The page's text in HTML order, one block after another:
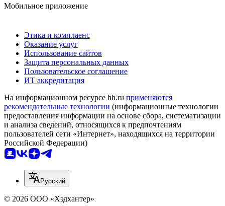
Мобильное приложение
Этика и комплаенс
Оказание услуг
Использование сайтов
Защита персональных данных
Пользовательское соглашение
ИТ аккредитация
На информационном ресурсе hh.ru применяются
рекомендательные технологии (информационные технологии
предоставления информации на основе сбора, систематизации
и анализа сведений, относящихся к предпочтениям
пользователей сети «Интернет», находящихся на территории
Российской Федерации)
Русский
© 2026 ООО «Хэдхантер»